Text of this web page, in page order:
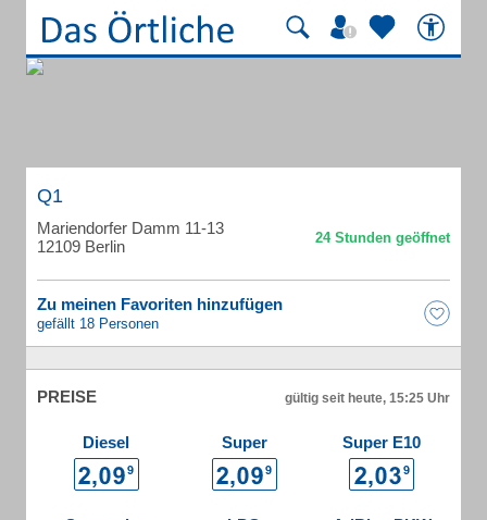
Q1
Mariendorfer Damm 11-13
12109 Berlin
Zu meinen Favoriten hinzufügen
gefällt 18 Personen
PREISE gültig seit heute, 15:25 Uhr
Diesel Super Super E10